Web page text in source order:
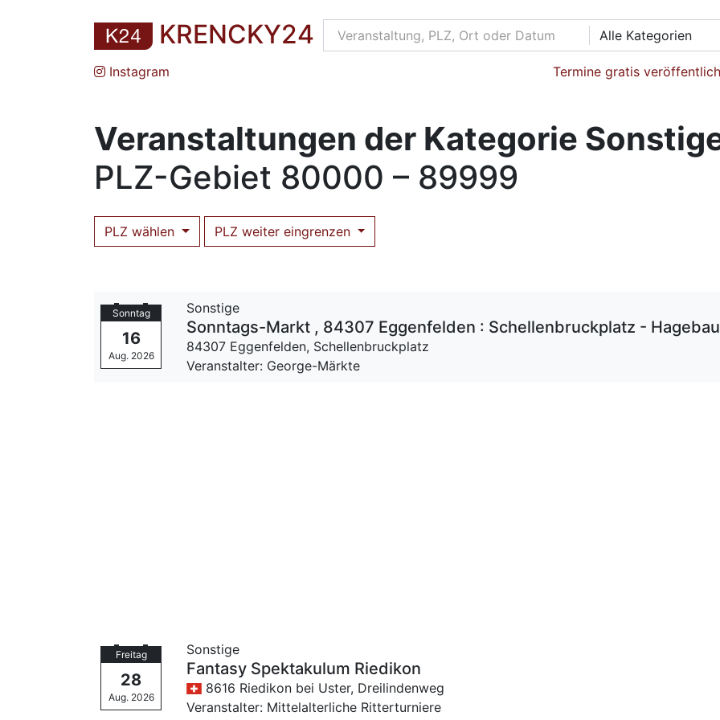
KRENCKY24 Alle Kategorien
Instagram Termine gratis
Veranstaltungen der Kategorie
PLZ-Gebiet 80000 – 89999
PLZ wählen PLZ weiter eingrenzen
Sonntag
16
Aug. 2026
Sonstige
Sonntags-Markt , 84307 Eggenfelden : Schellenbruckplatz -
84307 Eggenfelden, Schellenbruckplatz
Veranstalter: George-Märkte
Freitag
28
Aug. 2026
Sonstige
Fantasy Spektakulum Riedikon
8616 Riedikon bei Uster, Dreilindenweg
Veranstalter: Mittelalterliche Ritterturniere